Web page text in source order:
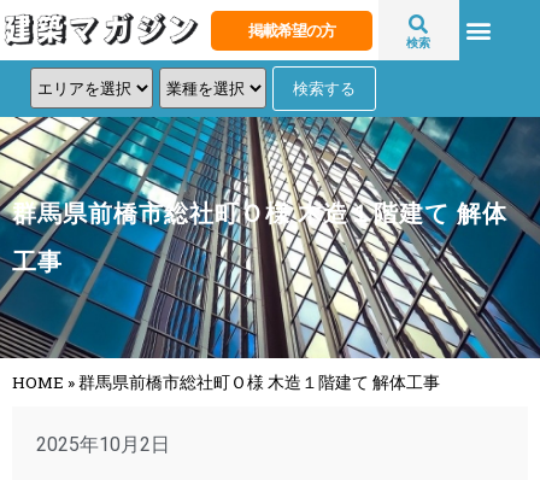
掲載希望の方
検索
群馬県前橋市総社町Ｏ様 木造１階建て 解体
工事
HOME »群馬県前橋市総社町Ｏ様 木造１階建て 解体工事
2025年10月2日